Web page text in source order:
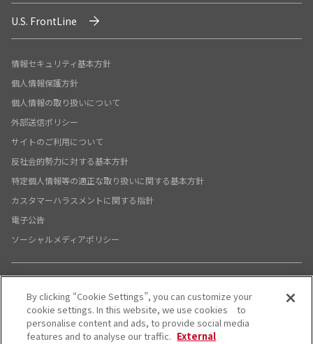
X公式アカウント YouTube公式アカウント
U.S. FrontLine
情報セキュリティ基本方針
個人情報保護方針
個人情報の取り扱いについて
外部送信ポリシー
サイトのご利用について
反社会的勢力に対する基本方針
特定個人情報等の適正な取り扱いに関する基本方針
カスタマーハラスメントに関する指針
電子公告
ソーシャルメディアポリシー
© System Support Inc.
By clicking “Cookie Settings”, you can customize your
cookie settings. In this website, we use cookies to
personalise content and ads, to provide social media
features and to analyse our traffic. External